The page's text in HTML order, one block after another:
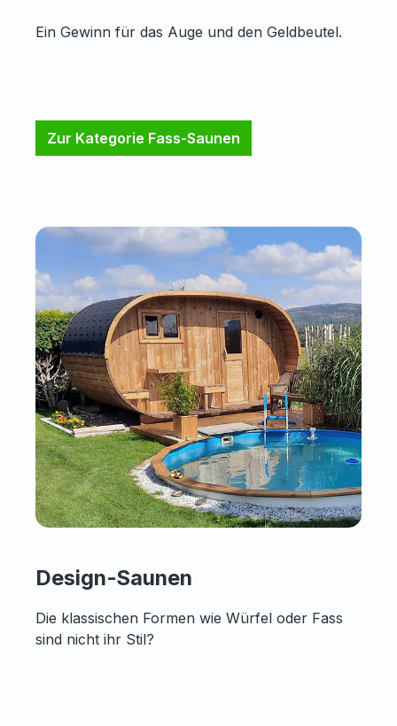
Ein Gewinn für das Auge und den Geldbeutel.
Zur Kategorie Fass-Saunen
Design-Saunen
Die klassischen Formen wie Würfel oder Fass
sind nicht ihr Stil?